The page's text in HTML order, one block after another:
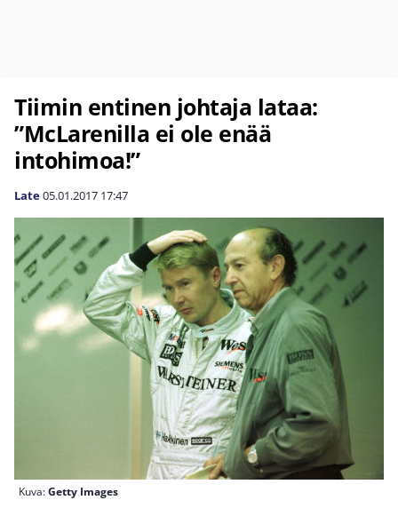
Tiimin entinen johtaja lataa:
”McLarenilla ei ole enää
intohimoa!”
Late05.01.2017 17:47
Kuva:Getty Images